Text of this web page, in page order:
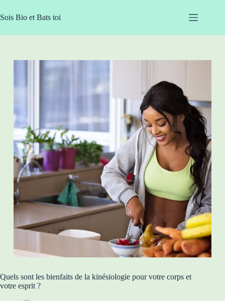
au
contenu
Sois Bio et Bats toi
Quels sont les bienfaits de la kinésiologie pour votre corps et
votre esprit ?